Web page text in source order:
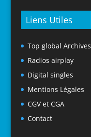
Liens Utiles
Top global Archives
Radios airplay
Digital singles
Mentions Légales
CGV et CGA
Contact